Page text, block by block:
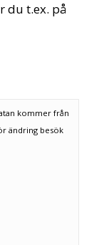
du t.ex. på
kommer från
ändring besök